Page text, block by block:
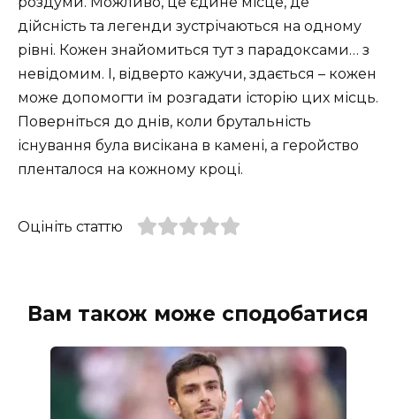
дійсність та легенди зустрічаються на одному
рівні. Кожен знайомиться тут з парадоксами… з
невідомим. І, відверто кажучи, здається – кожен
може допомогти їм розгадати історію цих місць.
Поверніться до днів, коли брутальність
існування була висікана в камені, а геройство
пленталося на кожному кроці.
Оцініть статтю
Вам також може сподобатися